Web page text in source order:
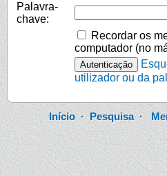
Palavra-
chave:
Recordar os
computador (no
utilizador ou da
Início· Pesquisa·